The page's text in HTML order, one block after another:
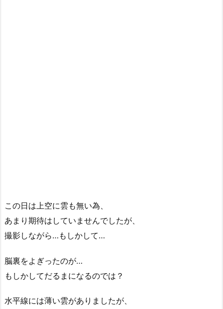
この日は上空に雲も無い為、
あまり期待はしていませんでしたが、
撮影しながら…もしかして…
脳裏をよぎったのが…
もしかしてだるまになるのでは？
水平線には薄い雲がありましたが、